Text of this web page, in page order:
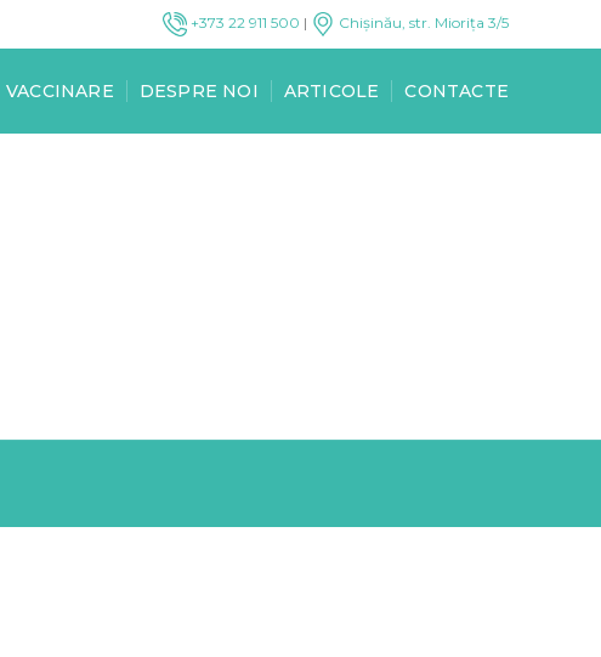
+373 22 911 500 | Chișinău, str. Miorița 3/5
VACCINARE DESPRE NOI ARTICOLE CONTACTE